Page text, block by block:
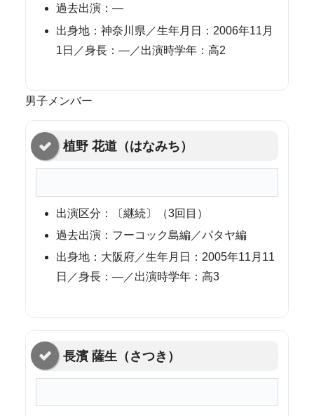
過去出演：—
出身地：神奈川県／生年月日：2006年11月
1日／身長：—／出演時学年：高2
男子メンバー
植野 花道（はなみち）
出演区分：〔継続〕（3回目）
過去出演：フーコック島編／パタヤ編
出身地：大阪府／生年月日：2005年11月11
日／身長：—／出演時学年：高3
長濱 薩生（さつき）